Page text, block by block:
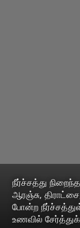
நீர்ச்சத்து
ஆரஞ்சு,
போன்ற
உணவில்